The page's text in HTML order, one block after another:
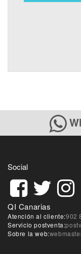
Social
QI Canarias
Atención al cliente:902
Servicio postventa:
Sobre la web: